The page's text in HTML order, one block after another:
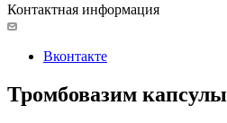
Контактная информация
Вконтакте
Тромбовазим капсулы